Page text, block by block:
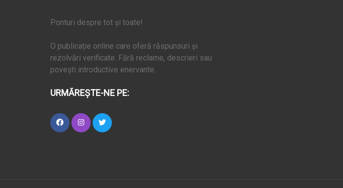
Ponturi despre tot și toate!
O publicație online care oferă răspunsuri și
rezolvări verificate. Fără reclame, descrieri sau
povești introductive enervante.
URMĂREȘTE-NE PE: